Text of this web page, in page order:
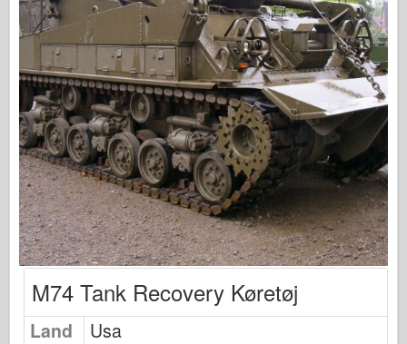
Fiskeørn Publishing
Eskadrille signal
Tankpower
Lastbiler og tanke
Waffen-Arsenal
Wydawnictwo Militaria
Maquettes
Academy
Es-modeller
AFV Klub
Airfix
Flyvevåbnet
M74 Tank Recovery Køretøj
Land
Usa